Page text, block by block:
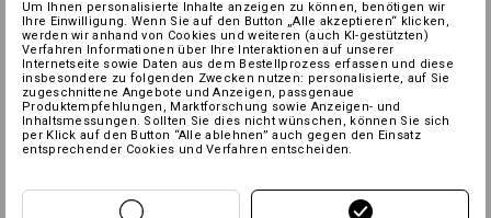
Um Ihnen personalisierte Inhalte anzeigen zu können, benötigen wir
Ihre Einwilligung. Wenn Sie auf den Button „Alle akzeptieren“ klicken,
werden wir anhand von Cookies und weiteren (auch KI-gestützten)
Verfahren Informationen über Ihre Interaktionen auf unserer
Internetseite sowie Daten aus dem Bestellprozess erfassen und diese
insbesondere zu folgenden Zwecken nutzen: personalisierte, auf Sie
zugeschnittene Angebote und Anzeigen, passgenaue
Produktempfehlungen, Marktforschung sowie Anzeigen- und
Inhaltsmessungen. Sollten Sie dies nicht wünschen, können Sie sich
per Klick auf den Button “Alle ablehnen” auch gegen den Einsatz
entsprechender Cookies und Verfahren entscheiden.